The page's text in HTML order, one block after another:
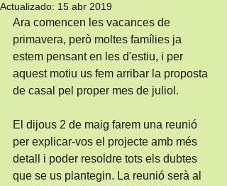
Actualizado: 15 abr 2019
Ara comencen les vacances de
primavera, però moltes famílies ja
estem pensant en les d'estiu, i per
aquest motiu us fem arribar la proposta
de casal pel proper mes de juliol.
El dijous 2 de maig farem una reunió
per explicar-vos el projecte amb més
detall i poder resoldre tots els dubtes
que se us plantegin. La reunió serà al